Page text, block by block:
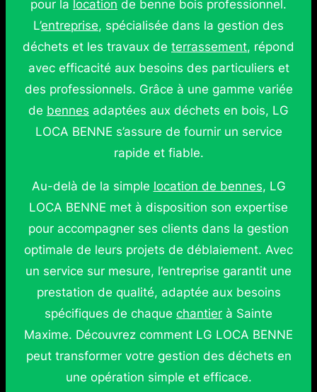
pour la location de benne bois professionnel.
L’entreprise, spécialisée dans la gestion des
déchets et les travaux de terrassement, répond
avec efficacité aux besoins des particuliers et
des professionnels. Grâce à une gamme variée
de bennes adaptées aux déchets en bois, LG
LOCA BENNE s’assure de fournir un service
rapide et fiable.
Au-delà de la simple location de bennes, LG
LOCA BENNE met à disposition son expertise
pour accompagner ses clients dans la gestion
optimale de leurs projets de déblaiement. Avec
un service sur mesure, l’entreprise garantit une
prestation de qualité, adaptée aux besoins
spécifiques de chaque chantier à Sainte
Maxime. Découvrez comment LG LOCA BENNE
peut transformer votre gestion des déchets en
une opération simple et efficace.